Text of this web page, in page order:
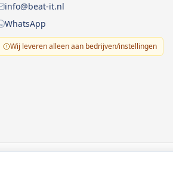
info@beat-it.nl
WhatsApp
Wij leveren alleen aan bedrijven/instellingen